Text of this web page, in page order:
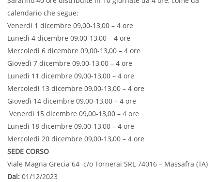
calendario che segue:
Venerdì 1 dicembre 09,00-13,00 – 4 ore
Lunedì 4 dicembre 09,00-13,00 – 4 ore
Mercoledì 6 dicembre 09,00-13,00 – 4 ore
Giovedì 7 dicembre 09,00-13,00 – 4 ore
Lunedì 11 dicembre 09,00-13,00 – 4 ore
Mercoledì 13 dicembre 09,00-13,00 – 4 ore
Giovedì 14 dicembre 09,00-13,00 – 4 ore
Venerdì 15 dicembre 09,00-13,00 – 4 ore
Lunedì 18 dicembre 09,00-13,00 – 4 ore
Mercoledì 20 dicembre 09,00-13,00 – 4 ore
SEDE CORSO
Viale Magna Grecia 64 c/o Tornerai SRL 74016 – Massafra (TA)
Dal: 01/12/2023